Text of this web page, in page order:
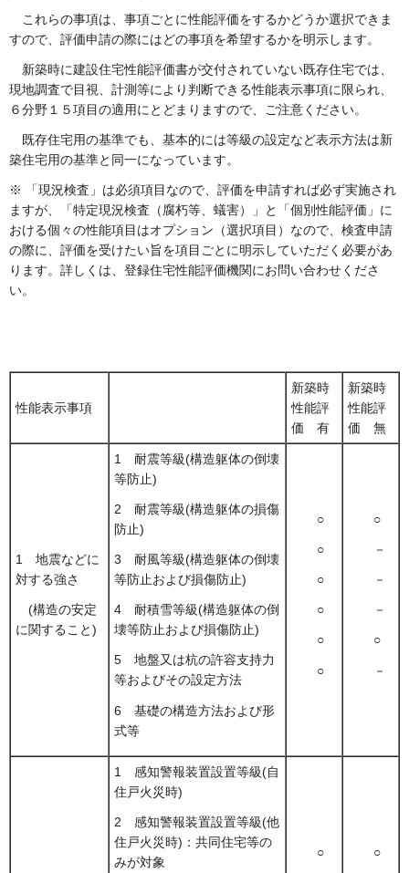
これらの事項は、事項ごとに性能評価をするかどうか選択できま
すので、評価申請の際にはどの事項を希望するかを明示します。
新築時に建設住宅性能評価書が交付されていない既存住宅では、
現地調査で目視、計測等により判断できる性能表示事項に限られ、
６分野１５項目の適用にとどまりますので、ご注意ください。
既存住宅用の基準でも、基本的には等級の設定など表示方法は新
築住宅用の基準と同一になっています。
※ 「現況検査」は必須項目なので、評価を申請すれば必ず実施され
ますが、「特定現況検査（腐朽等、蟻害）」と「個別性能評価」に
おける個々の性能項目はオプション（選択項目）なので、検査申請
の際に、評価を受けたい旨を項目ごとに明示していただく必要があ
ります。詳しくは、登録住宅性能評価機関にお問い合わせくださ
い。
性能表示事項
新築時
性能評
価 有
新築時
性能評
価 無
1 地震などに
対する強さ
(構造の安定
に関すること)
1 耐震等級(構造躯体の倒壊
等防止)
2 耐震等級(構造躯体の損傷
防止)
3 耐風等級(構造躯体の倒壊
等防止および損傷防止)
4 耐積雪等級(構造躯体の倒
壊等防止および損傷防止)
5 地盤又は杭の許容支持力
等およびその設定方法
6 基礎の構造方法および形
式等
○
○
○
○
○
○
○
－
－
－
○
－
1 感知警報装置設置等級(自
住戸火災時)
2 感知警報装置設置等級(他
住戸火災時)：共同住宅等の
みが対象
○ ○